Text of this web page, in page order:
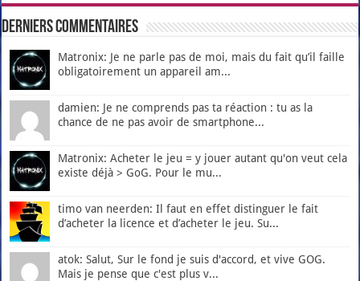
Derniers Commentaires
Matronix: Je ne parle pas de moi, mais du fait qu’il faille
obligatoirement un appareil am...
damien: Je ne comprends pas ta réaction : tu as la
chance de ne pas avoir de smartphone...
Matronix: Acheter le jeu = y jouer autant qu'on veut cela
existe déjà > GoG. Pour le mu...
timo van neerden: Il faut en effet distinguer le fait
d’acheter la licence et d’acheter le jeu. Su...
atok: Salut, Sur le fond je suis d'accord, et vive GOG.
Mais je pense que c'est plus v...